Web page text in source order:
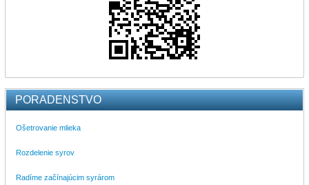
PORADENSTVO
Ošetrovanie mlieka
Rozdelenie syrov
Radíme začínajúcim syrárom